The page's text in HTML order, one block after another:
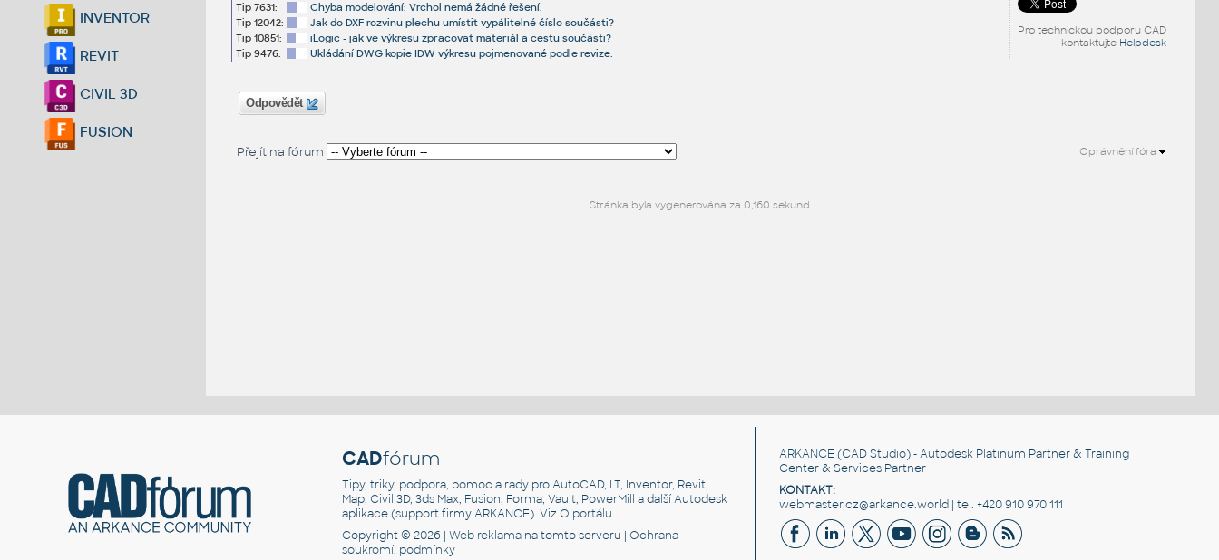
INVENTOR
REVIT
CIVIL 3D
FUSION
Pro technickou podporu CAD
kontaktujte Helpdesk
Tip 7631:
Chyba modelování: Vrchol nemá žádné řešení.
Tip 12042:
Jak do DXF rozvinu plechu umístit vypálitelné číslo součásti?
Tip 10851:
iLogic - jak ve výkresu zpracovat materiál a cestu součásti?
Tip 9476:
Ukládání DWG kopie IDW výkresu pojmenované podle revize.
Odpovědět
Přejít na fórum Oprávnění fóra
Stránka byla vygenerována za 0,160 sekund.
CADfórum
Tipy, triky, podpora, pomoc a rady pro AutoCAD, LT, Inventor, Revit,
Map, Civil 3D, 3ds Max, Fusion, Forma, Vault, PowerMill a další Autodesk
aplikace (support firmy ARKANCE). VizO portálu.
Copyright © 2026 |Web reklama na tomto serveru |Ochrana
soukromí, podmínky
ARKANCE (CAD Studio) - Autodesk Platinum Partner & Training
Center & Services Partner
KONTAKT:
webmaster.cz@arkance.world | tel. +420 910 970 111